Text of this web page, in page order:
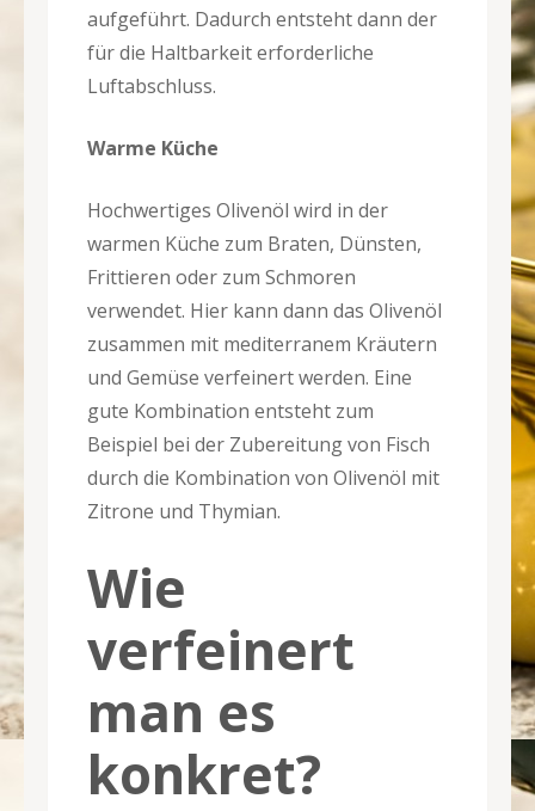
aufgeführt. Dadurch entsteht dann der
für die Haltbarkeit erforderliche
Luftabschluss.
Warme Küche
Hochwertiges Olivenöl wird in der
warmen Küche zum Braten, Dünsten,
Frittieren oder zum Schmoren
verwendet. Hier kann dann das Olivenöl
zusammen mit mediterranem Kräutern
und Gemüse verfeinert werden. Eine
gute Kombination entsteht zum
Beispiel bei der Zubereitung von Fisch
durch die Kombination von Olivenöl mit
Zitrone und Thymian.
Wie
verfeinert
man es
konkret?